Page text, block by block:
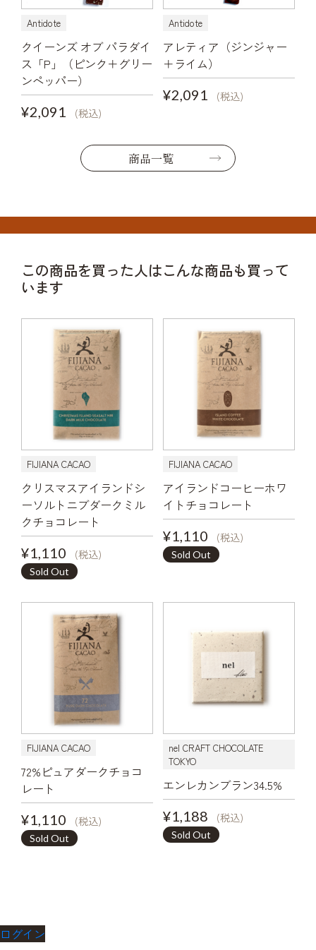
Antidote
クイーンズ オブ パラダイ
ス「P」（ピンク＋グリー
ンペッパー）
¥2,091
(税込)
Antidote
アレティア（ジンジャー
＋ライム）
¥2,091
(税込)
商品一覧
この商品を買った人はこんな商品も買って
います
FIJIANA CACAO
クリスマスアイランドシ
ーソルトニブダークミル
クチョコレート
¥1,110
(税込)
Sold Out
FIJIANA CACAO
アイランドコーヒーホワ
イトチョコレート
¥1,110
(税込)
Sold Out
FIJIANA CACAO
72%ピュアダークチョコ
レート
¥1,110
(税込)
Sold Out
nel CRAFT CHOCOLATE
TOKYO
エンレカンブラン34.5%
¥1,188
(税込)
Sold Out
ログイン